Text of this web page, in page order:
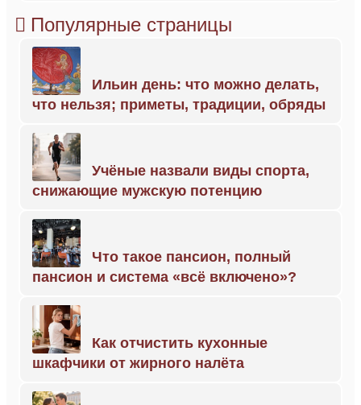
Популярные страницы
Ильин день: что можно делать,
что нельзя; приметы, традиции, обряды
Учёные назвали виды спорта,
снижающие мужскую потенцию
Что такое пансион, полный
пансион и система «всё включено»?
Как отчистить кухонные
шкафчики от жирного налёта